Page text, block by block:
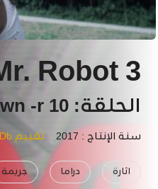
Robot 3
الحلقة: 10 shutdown -r
سنة الإنتاج : 2017 تقييم IMDb
اثارة دراما جريمة